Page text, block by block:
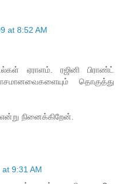
at 8:52 AM
ஏராளம். ரஜினி பிராண்ட்
தொகுத்து
நினைக்கிறேன்.
9:31 AM